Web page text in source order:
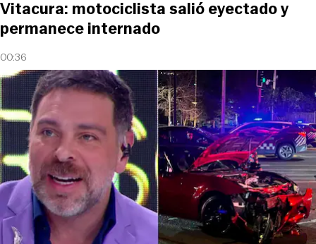
00:36
Vitacura: motociclista salió eyectado y
permanece internado